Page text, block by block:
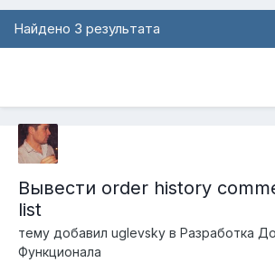
Найдено 3 результата
Вывести order history
list
тему добавил uglevsky в Разработка
Функционала